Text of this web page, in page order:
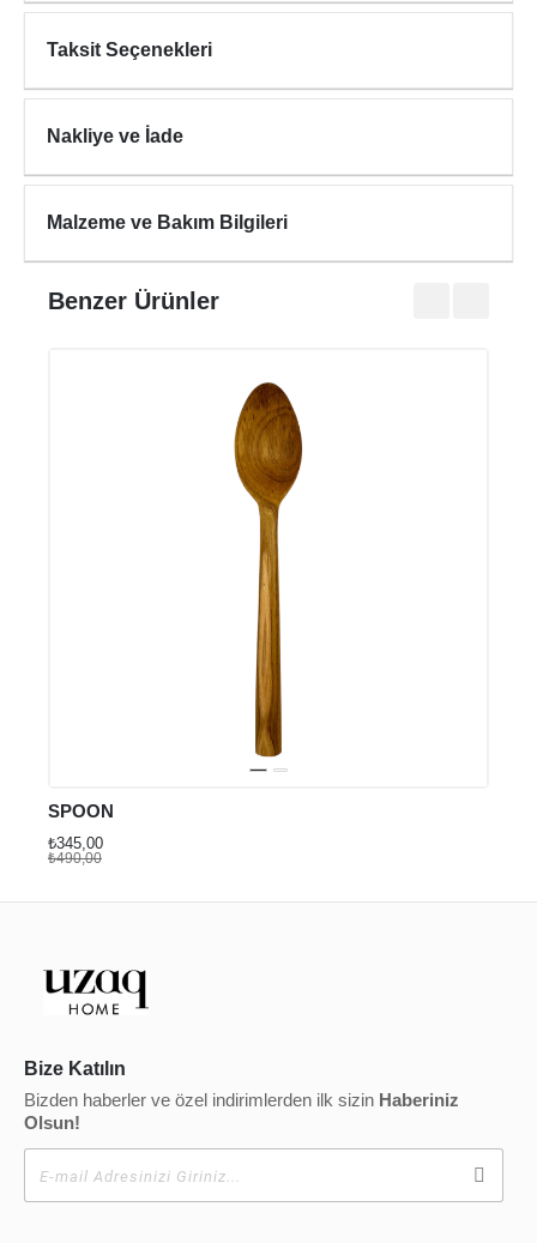
Taksit Seçenekleri
Nakliye ve İade
Malzeme ve Bakım Bilgileri
Benzer Ürünler
SPOON
₺345,00
₺490,00
Bize Katılın
Bizden haberler ve özel indirimlerden ilk sizin Haberiniz
Olsun!